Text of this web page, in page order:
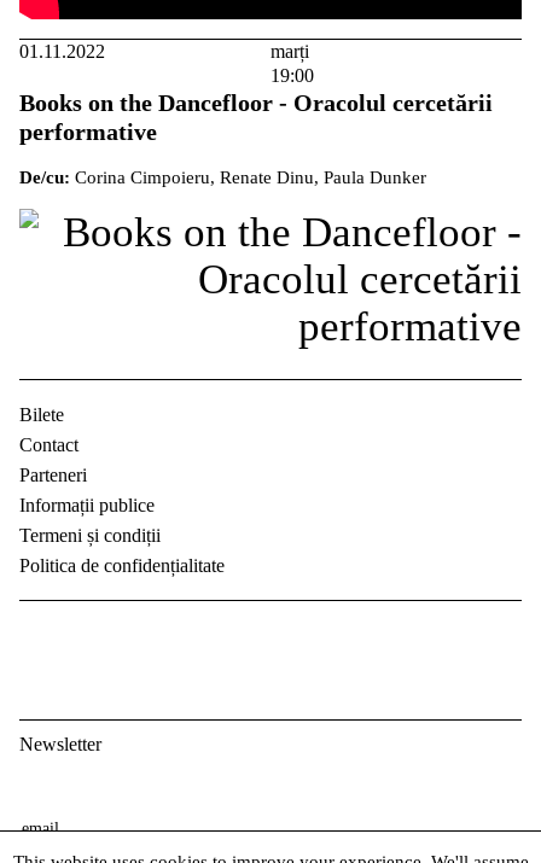
01.11.2022
marți
19:00
Books on the Dancefloor - Oracolul cercetării
performative
De/cu: Corina Cimpoieru, Renate Dinu, Paula Dunker
Bilete
Contact
Parteneri
Informații publice
Termeni și condiții
Politica de confidențialitate
Newsletter
E